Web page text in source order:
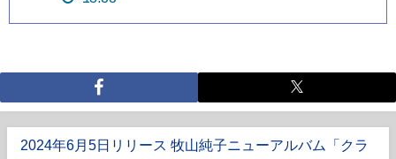
2024年6月5日リリース 牧山純子ニューアルバム「クラ